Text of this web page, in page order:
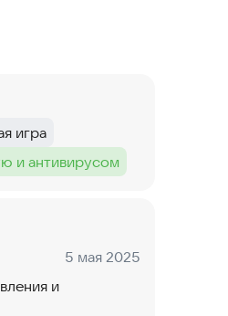
игра
и антивирусом
Дата:
5 мая 2025
и